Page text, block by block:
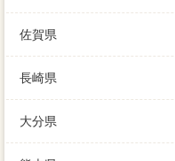
佐賀県
長崎県
大分県